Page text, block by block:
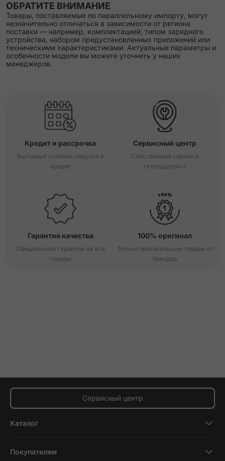
ОБРАТИТЕ ВНИМАНИЕ
Товары, поставляемые по параллельному импорту, могут
незначительно отличаться в зависимости от региона
поставки — например, комплектацией, типом зарядного
устройства, набором предустановленных приложений или
техническими характеристиками. Актуальные параметры и
особенности модели вы можете уточнить у наших
менеджеров.
Кредит и рассрочка
Выгодные условия покупки в
кредит
Сервисный центр
Собственный сервис и
техподдержка
Гарантия качества
Официальная гарантия на все
товары
100% оригинал
Только оригинальные товары от
брендов
Сервисный центр
Каталог
Планшеты
Покупателям